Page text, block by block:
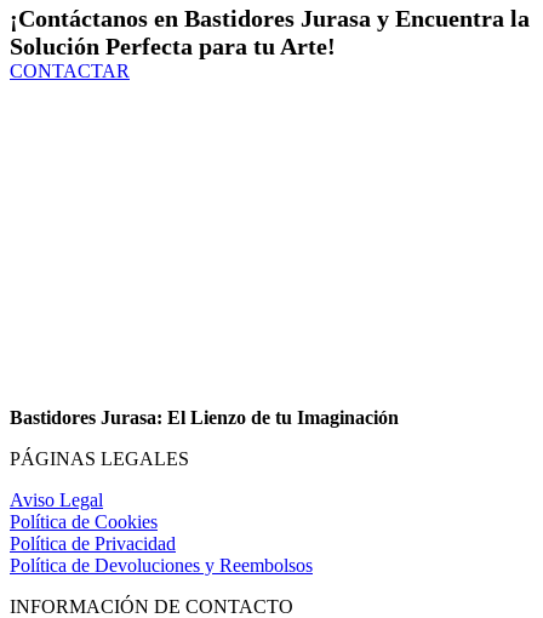
¡Contáctanos en Bastidores Jurasa y Encuentra la
Solución Perfecta para tu Arte!
CONTACTAR
Bastidores Jurasa: El Lienzo de tu Imaginación
PÁGINAS LEGALES
Aviso Legal
Política de Cookies
Política de Privacidad
Política de Devoluciones y Reembolsos
INFORMACIÓN DE CONTACTO